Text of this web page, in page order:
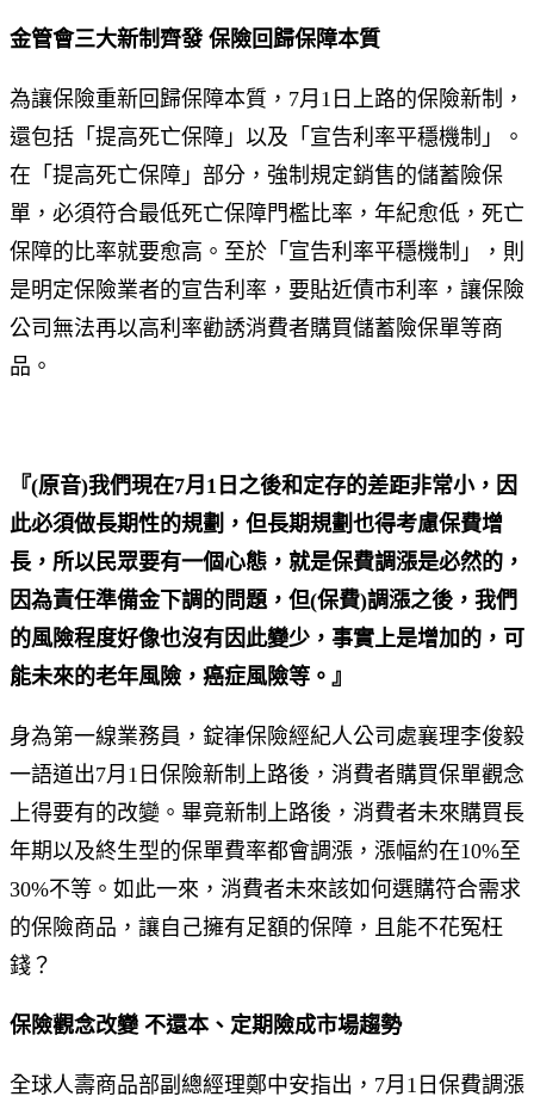
金管會三大新制齊發 保險回歸保障本質
為讓保險重新回歸保障本質，7月1日上路的保險新制，
還包括「提高死亡保障」以及「宣告利率平穩機制」。
在「提高死亡保障」部分，強制規定銷售的儲蓄險保
單，必須符合最低死亡保障門檻比率，年紀愈低，死亡
保障的比率就要愈高。至於「宣告利率平穩機制」，則
是明定保險業者的宣告利率，要貼近債市利率，讓保險
公司無法再以高利率勸誘消費者購買儲蓄險保單等商
品。
『(原音)我們現在7月1日之後和定存的差距非常小，因
此必須做長期性的規劃，但長期規劃也得考慮保費增
長，所以民眾要有一個心態，就是保費調漲是必然的，
因為責任準備金下調的問題，但(保費)調漲之後，我們
的風險程度好像也沒有因此變少，事實上是增加的，可
能未來的老年風險，癌症風險等。』
身為第一線業務員，錠嵂保險經紀人公司處襄理李俊毅
一語道出7月1日保險新制上路後，消費者購買保單觀念
上得要有的改變。畢竟新制上路後，消費者未來購買長
年期以及終生型的保單費率都會調漲，漲幅約在10%至
30%不等。如此一來，消費者未來該如何選購符合需求
的保險商品，讓自己擁有足額的保障，且能不花冤枉
錢？
保險觀念改變 不還本、定期險成市場趨勢
全球人壽商品部副總經理鄭中安指出，7月1日保費調漲